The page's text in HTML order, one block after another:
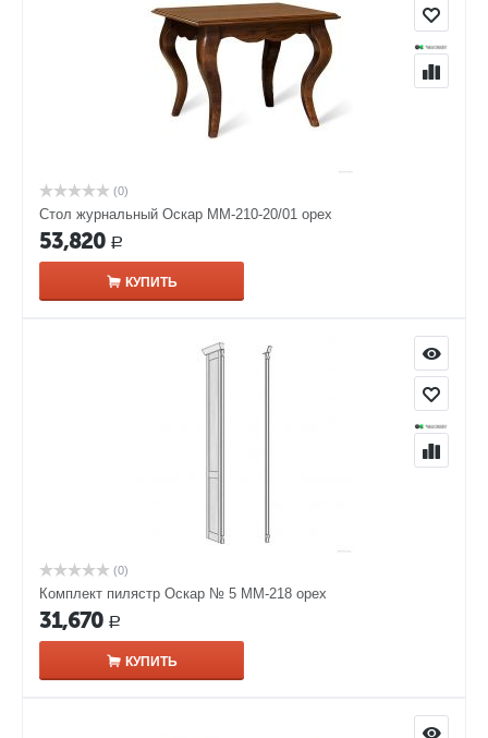
(0)
Стол журнальный Оскар ММ-210-20/01 орех
53,820 Р
КУПИТЬ
(0)
Комплект пилястр Оскар № 5 ММ-218 орех
31,670 Р
КУПИТЬ